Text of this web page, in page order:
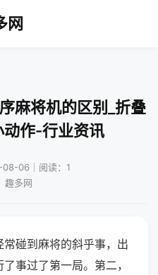
网
麻将机的区别_折叠
动作-行业资讯
06｜阅读：1
趣多网
碰到麻将的斜乎事，出
事过了第一局。第二，